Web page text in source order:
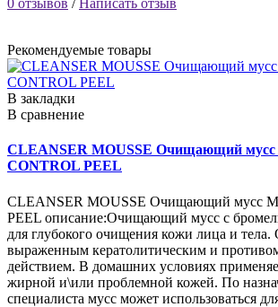
0 отзывов / Написать отзыв
Рекомендуемые товары
В закладки
В сравнение
CLEANSER MOUSSE Очищающий
CONTROL PEEL
CLEANSER MOUSSE Очищающий мусс
PEEL описание:Очищающий мусс с
для глубокого очищения кожи лица и тела.
выраженным кератолитическим и
действием. В домашних условиях
жирной и\или проблемной кожей. По
специалиста мусс может использоваться